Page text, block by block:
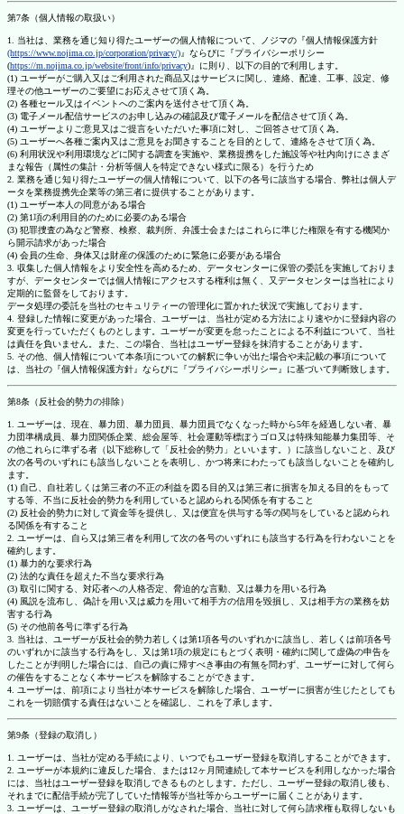
第7条（個人情報の取扱い）
1. 当社は、業務を通じ知り得たユーザーの個人情報について、ノジマの『個人情報保護方針
(https://www.nojima.co.jp/corporation/privacy/)』ならびに『プライバシーポリシー
(https://m.nojima.co.jp/website/front/info/privacy)』に則り、以下の目的で利用します。
(1) ユーザーがご購入又はご利用された商品又はサービスに関し、連絡、配達、工事、設定、修
理その他ユーザーのご要望にお応えさせて頂く為。
(2) 各種セール又はイベントへのご案内を送付させて頂く為。
(3) 電子メール配信サービスのお申し込みの確認及び電子メールを配信させて頂く為。
(4) ユーザーよりご意見又はご提言をいただいた事項に対し、ご回答させて頂く為。
(5) ユーザーへ各種ご案内又はご意見をお聞きすることを目的として、連絡をさせて頂く為。
(6) 利用状況や利用環境などに関する調査を実施や、業務提携をした施設等や社内向けにさまざ
まな報告（属性の集計・分析等個人を特定できない様式に限る）を行うため
2. 業務を通じ知り得たユーザーの個人情報について、以下の各号に該当する場合、弊社は個人デ
ータを業務提携先企業等の第三者に提供することがあります。
(1) ユーザー本人の同意がある場合
(2) 第1項の利用目的のために必要のある場合
(3) 犯罪捜査の為など警察、検察、裁判所、弁護士会またはこれらに準じた権限を有する機関か
ら開示請求があった場合
(4) 会員の生命、身体又は財産の保護のために緊急に必要がある場合
3. 収集した個人情報をより安全性を高めるため、データセンターに保管の委託を実施しておりま
すが、データセンターでは個人情報にアクセスする権利は無く、又データセンターは当社により
定期的に監督をしております。
データ処理の委託を当社のセキュリティーの管理化に置かれた状況で実施しております。
4. 登録した情報に変更があった場合、ユーザーは、当社が定める方法により速やかに登録内容の
変更を行っていただくものとします。ユーザーが変更を怠ったことによる不利益について、当社
は責任を負いません。また、この場合、当社はユーザー登録を抹消することがあります。
5. その他、個人情報について本条項についての解釈に争いが出た場合や未記載の事項について
は、当社の『個人情報保護方針』ならびに『プライバシーポリシー』に基づいて判断致します。
第8条（反社会的勢力の排除）
1. ユーザーは、現在、暴力団、暴力団員、暴力団員でなくなった時から5年を経過しない者、暴
力団準構成員、暴力団関係企業、総会屋等、社会運動等標ぼうゴロ又は特殊知能暴力集団等、そ
の他これらに準ずる者（以下総称して「反社会的勢力」といいます。）に該当しないこと、及び
次の各号のいずれにも該当しないことを表明し、かつ将来にわたっても該当しないことを確約し
ます。
(1) 自己、自社若しくは第三者の不正の利益を図る目的又は第三者に損害を加える目的をもって
する等、不当に反社会的勢力を利用していると認められる関係を有すること
(2) 反社会的勢力に対して資金等を提供し、又は便宜を供与する等の関与をしていると認められ
る関係を有すること
2. ユーザーは、自ら又は第三者を利用して次の各号のいずれにも該当する行為を行わないことを
確約します。
(1) 暴力的な要求行為
(2) 法的な責任を超えた不当な要求行為
(3) 取引に関する、対応者への人格否定、脅迫的な言動、又は暴力を用いる行為
(4) 風説を流布し、偽計を用い又は威力を用いて相手方の信用を毀損し、又は相手方の業務を妨
害する行為
(5) その他前各号に準ずる行為
3. 当社は、ユーザーが反社会的勢力若しくは第1項各号のいずれかに該当し、若しくは前項各号
のいずれかに該当する行為をし、又は第1項の規定にもとづく表明・確約に関して虚偽の申告を
したことが判明した場合には、自己の責に帰すべき事由の有無を問わず、ユーザーに対して何ら
の催告をすることなく本サービスを解除することができます。
4. ユーザーは、前項により当社が本サービスを解除した場合、ユーザーに損害が生じたとしても
これを一切賠償する責任はないことを確認し、これを了承します。
第9条（登録の取消し）
1. ユーザーは、当社が定める手続により、いつでもユーザー登録を取消しすることができます。
2. ユーザーが本規約に違反した場合、または12ヶ月間連続して本サービスを利用しなかった場合
には、当社はユーザー登録を取消しできるものとします。ただし、ユーザー登録の取消し後も、
それまでに配信手続が完了していた情報等が当社等からユーザーに届くことがあります。
3. ユーザーは、ユーザー登録の取消しがなされた場合、当社に対して何ら請求権も取得しないも